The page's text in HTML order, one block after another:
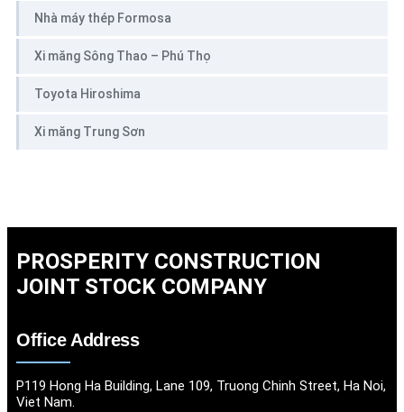
Nhà máy thép Formosa
Xi măng Sông Thao – Phú Thọ
Toyota Hiroshima
Xi măng Trung Sơn
PROSPERITY CONSTRUCTION
JOINT STOCK COMPANY
Office Address
P119 Hong Ha Building, Lane 109, Truong Chinh Street, Ha Noi,
Viet Nam.